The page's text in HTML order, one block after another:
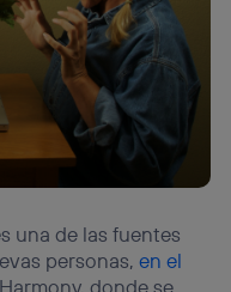
una de las fuentes
personas,en el
donde se